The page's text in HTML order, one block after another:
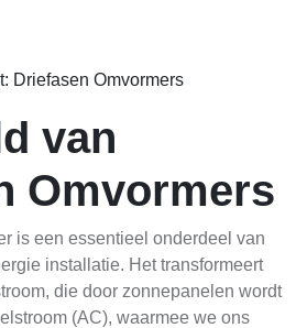
Driefasen Omvormers
van
Omvormers
is een essentieel onderdeel van
installatie. Het transformeert
die door zonnepanelen wordt
(AC), waarmee we ons